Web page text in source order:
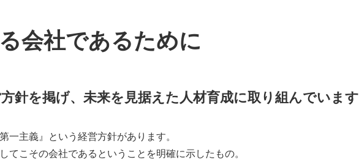
会社であるために
方針を掲げ、未来を見据えた人材育成に取り組んでいます
一主義』という経営方針があります。
てこその会社であるということを明確に示したもの。